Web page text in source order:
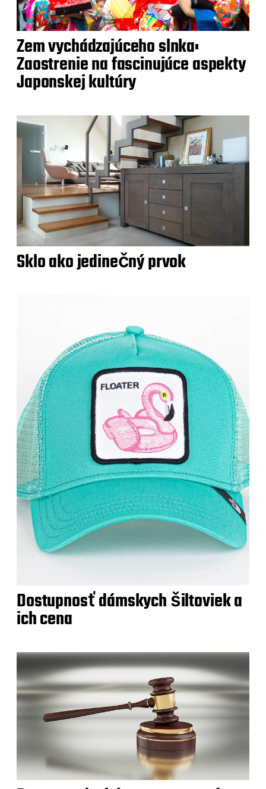
Zem vychádzajúceho slnka:
Zaostrenie na fascinujúce aspekty
Japonskej kultúry
Sklo ako jedinečný prvok
Dostupnosť dámskych šiltoviek a
ich cena